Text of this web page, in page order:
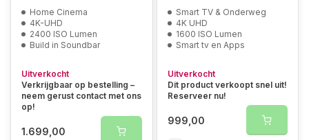
Home Cinema
4K-UHD
2400 ISO Lumen
Build in Soundbar
Uitverkocht
Verkrijgbaar op bestelling –
neem gerust contact met ons
op!
1.699,00
Smart TV & Onderweg
4K UHD
1600 ISO Lumen
Smart tv en Apps
Uitverkocht
Dit product verkoopt snel uit!
Reserveer nu!
999,00